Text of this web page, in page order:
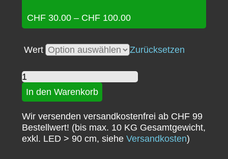
CHF 30.00 – CHF 100.00Preisspanne:
CHF 30.00
CHF 100.00
Wert Zurücksetzen
Gutschein
Menge
In den Warenkorb
Wir versenden versandkostenfrei ab CHF 99
Bestellwert! (bis max. 10 KG Gesamtgewicht,
exkl. LED > 90 cm, siehe Versandkosten)